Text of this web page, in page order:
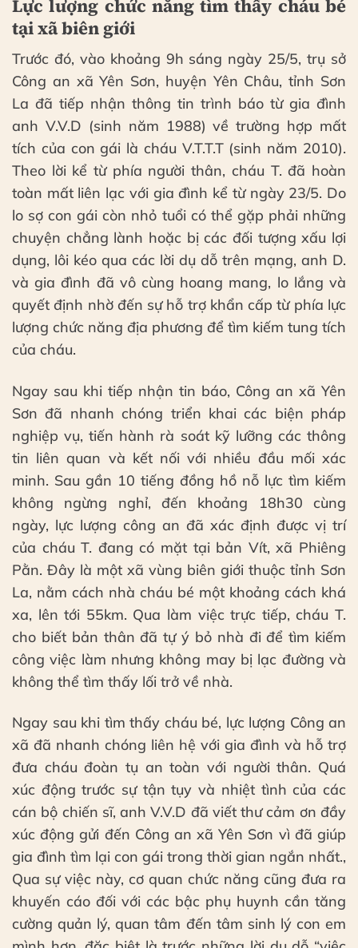
Lực lượng chức năng tìm thấy cháu bé
tại xã biên giới
Trước đó, vào khoảng 9h sáng ngày 25/5, trụ sở
Công an xã Yên Sơn, huyện Yên Châu, tỉnh Sơn
La đã tiếp nhận thông tin trình báo từ gia đình
anh V.V.D (sinh năm 1988) về trường hợp mất
tích của con gái là cháu V.T.T.T (sinh năm 2010).
Theo lời kể từ phía người thân, cháu T. đã hoàn
toàn mất liên lạc với gia đình kể từ ngày 23/5. Do
lo sợ con gái còn nhỏ tuổi có thể gặp phải những
chuyện chẳng lành hoặc bị các đối tượng xấu lợi
dụng, lôi kéo qua các lời dụ dỗ trên mạng, anh D.
và gia đình đã vô cùng hoang mang, lo lắng và
quyết định nhờ đến sự hỗ trợ khẩn cấp từ phía lực
lượng chức năng địa phương để tìm kiếm tung tích
của cháu.
Ngay sau khi tiếp nhận tin báo, Công an xã Yên
Sơn đã nhanh chóng triển khai các biện pháp
nghiệp vụ, tiến hành rà soát kỹ lưỡng các thông
tin liên quan và kết nối với nhiều đầu mối xác
minh. Sau gần 10 tiếng đồng hồ nỗ lực tìm kiếm
không ngừng nghỉ, đến khoảng 18h30 cùng
ngày, lực lượng công an đã xác định được vị trí
của cháu T. đang có mặt tại bản Vít, xã Phiêng
Pằn. Đây là một xã vùng biên giới thuộc tỉnh Sơn
La, nằm cách nhà cháu bé một khoảng cách khá
xa, lên tới 55km. Qua làm việc trực tiếp, cháu T.
cho biết bản thân đã tự ý bỏ nhà đi để tìm kiếm
công việc làm nhưng không may bị lạc đường và
không thể tìm thấy lối trở về nhà.
Ngay sau khi tìm thấy cháu bé, lực lượng Công an
xã đã nhanh chóng liên hệ với gia đình và hỗ trợ
đưa cháu đoàn tụ an toàn với người thân. Quá
xúc động trước sự tận tụy và nhiệt tình của các
cán bộ chiến sĩ, anh V.V.D đã viết thư cảm ơn đầy
xúc động gửi đến Công an xã Yên Sơn vì đã giúp
gia đình tìm lại con gái trong thời gian ngắn nhất.,
Qua sự việc này, cơ quan chức năng cũng đưa ra
khuyến cáo đối với các bậc phụ huynh cần tăng
cường quản lý, quan tâm đến tâm sinh lý con em